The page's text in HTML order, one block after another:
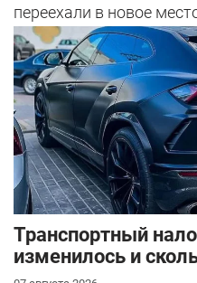
переехали в новое
Транспортный
изменилось и